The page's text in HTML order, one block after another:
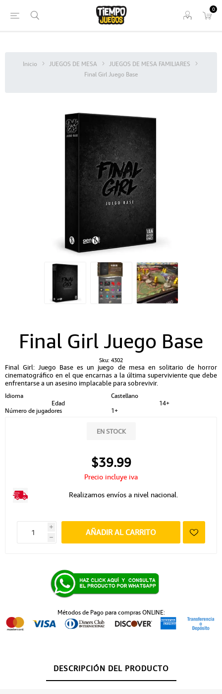
0
Inicio JUEGOS DE MESA
JUEGOS DE MESA FAMILIARES
Final Girl Juego Base
Final Girl Juego Base
Sku: 4302
Final Girl: Juego Base es un juego de mesa en solitario de horror
cinematográfico en el que encarnas a la última superviviente que debe
enfrentarse a un asesino implacable para sobrevivir.
Idioma
Castellano
Edad
14+
Número de jugadores
1+
EN STOCK
$39.99
Precio incluye iva
Realizamos envíos a nivel nacional.
i
h
AÑADIR AL CARRITO
Métodos de Pago para compras ONLINE:
DESCRIPCIÓN DEL PRODUCTO